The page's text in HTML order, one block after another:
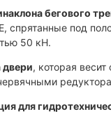
бегового
спрятанные под
50 кН.
, которая
для